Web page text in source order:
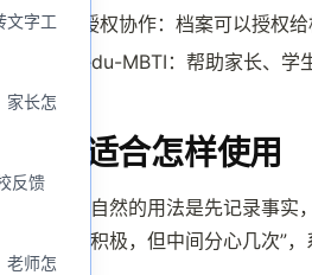
授权协作：档案可以授权
edu-MBTI：帮助家长、学
更适合怎样使用
比较自然的用法是先记录事
题挺积极，但中间分心几次”
文字工
家长怎
反馈
老师怎